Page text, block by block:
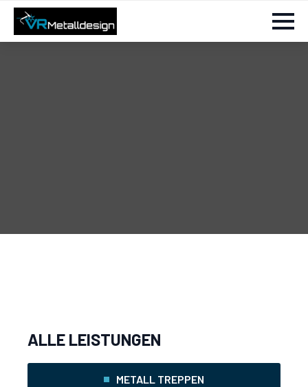
ALLE LEISTUNGEN
METALL TREPPEN